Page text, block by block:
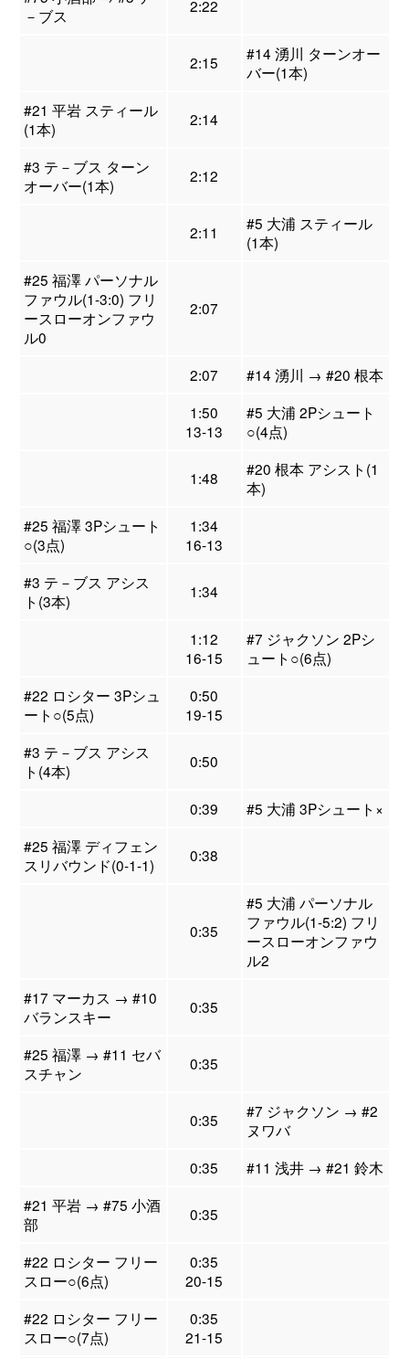
－ブス
2:22
2:15
#14 湧川 ターンオー
バー(1本)
#21 平岩 スティール
(1本)
2:14
#3 テ－ブス ターン
オーバー(1本)
2:12
2:11
#5 大浦 スティール
(1本)
#25 福澤 パーソナル
ファウル(1-3:0) フリ
ースローオンファウ
ル0
2:07
2:07
#14 湧川 → #20 根本
1:50
13-13
#5 大浦 2Pシュート
○(4点)
1:48
#20 根本 アシスト(1
本)
#25 福澤 3Pシュート
○(3点)
1:34
16-13
#3 テ－ブス アシス
ト(3本)
1:34
1:12
16-15
#7 ジャクソン 2Pシ
ュート○(6点)
#22 ロシター 3Pシュ
ート○(5点)
0:50
19-15
#3 テ－ブス アシス
ト(4本)
0:50
0:39
#5 大浦 3Pシュート×
#25 福澤 ディフェン
スリバウンド(0-1-1)
0:38
0:35
#5 大浦 パーソナル
ファウル(1-5:2) フリ
ースローオンファウ
ル2
#17 マーカス → #10
バランスキー
0:35
#25 福澤 → #11 セバ
スチャン
0:35
0:35
#7 ジャクソン → #2
ヌワバ
0:35
#11 浅井 → #21 鈴木
#21 平岩 → #75 小酒
部
0:35
#22 ロシター フリー
スロー○(6点)
0:35
20-15
#22 ロシター フリー
スロー○(7点)
0:35
21-15